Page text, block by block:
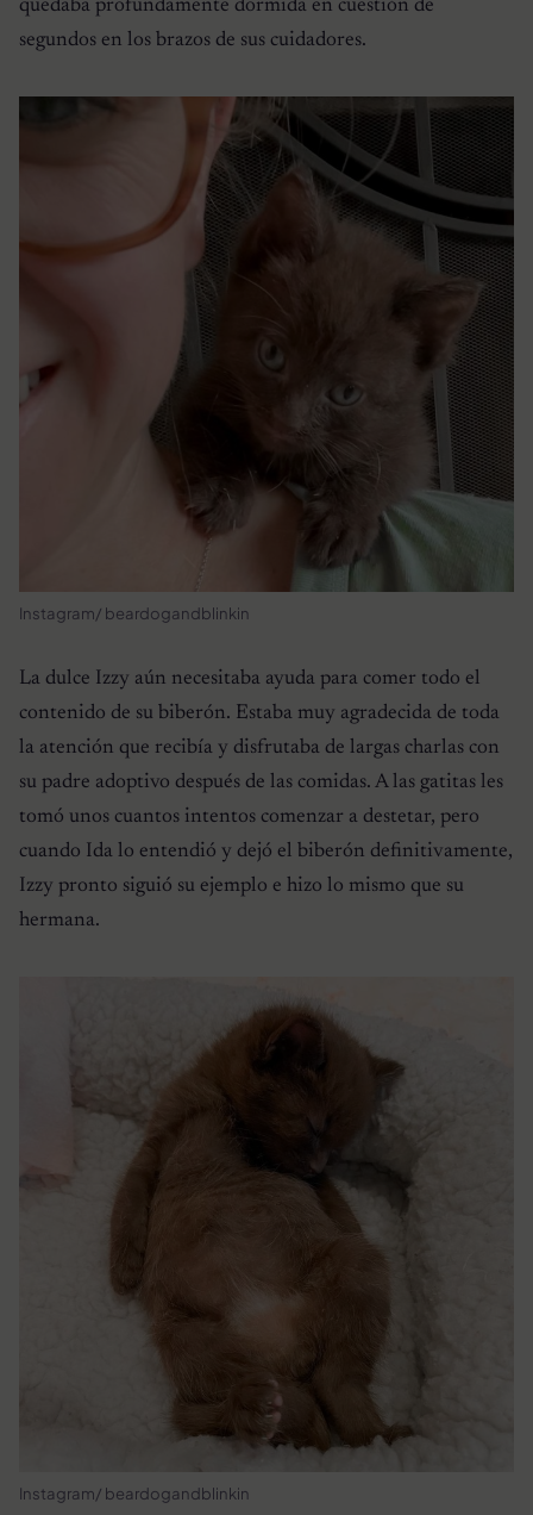
quedaba profundamente dormida en cuestión de
segundos en los brazos de sus cuidadores.
Instagram/ beardogandblinkin
La dulce Izzy aún necesitaba ayuda para comer todo el
contenido de su biberón. Estaba muy agradecida de toda
la atención que recibía y disfrutaba de largas charlas con
su padre adoptivo después de las comidas. A las gatitas les
tomó unos cuantos intentos comenzar a destetar, pero
cuando Ida lo entendió y dejó el biberón definitivamente,
Izzy pronto siguió su ejemplo e hizo lo mismo que su
hermana.
Instagram/ beardogandblinkin